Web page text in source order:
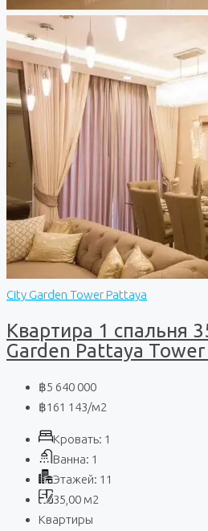
City Garden Tower Pattaya
Квартира 1 спальня
Garden Pattaya Tower
฿5 640 000
฿161 143/м2
Кровать: 1
Ванна: 1
Этажей: 11
35,00 м2
Квартиры